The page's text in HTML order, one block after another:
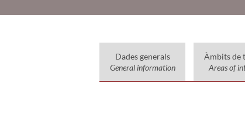
Dades generals
General information
Àmbits de
Areas of